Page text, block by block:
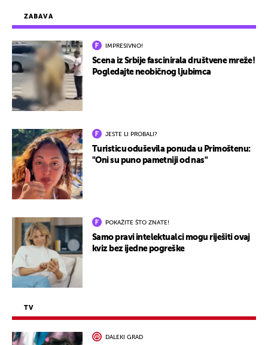
ZABAVA
IMPRESIVNO!
Scena iz Srbije fascinirala društvene mreže!
Pogledajte neobičnog ljubimca
JESTE LI PROBALI?
Turisticu oduševila ponuda u Primoštenu:
"Oni su puno pametniji od nas"
POKAŽITE ŠTO ZNATE!
Samo pravi intelektualci mogu riješiti ovaj
kviz bez ijedne pogreške
TV
DALEKI GRAD